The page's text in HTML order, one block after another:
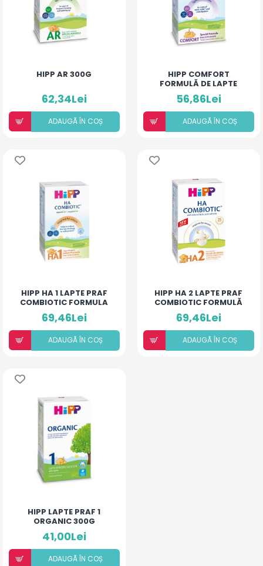
HIPP AR 300G
62,34Lei
ADAUGÃ ÎN COȘ
HIPP COMFORT
FORMULĂ DE LAPTE
SPECIALĂ 300G
56,86Lei
ADAUGÃ ÎN COȘ
HIPP HA 1 LAPTE PRAF
COMBIOTIC FORMULA
NOUA* 350G
69,46Lei
ADAUGÃ ÎN COȘ
HIPP HA 2 LAPTE PRAF
COMBIOTIC FORMULĂ
NOUĂ* 350G
69,46Lei
ADAUGÃ ÎN COȘ
HIPP LAPTE PRAF 1
ORGANIC 300G
41,00Lei
ADAUGÃ ÎN COȘ